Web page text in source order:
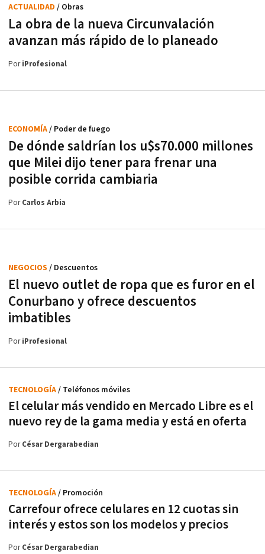
La obra de la nueva Circunvalación
avanzan más rápido de lo planeado
ACTUALIDAD / Obras
PoriProfesional
De dónde saldrían los u$s70.000 millones
que Milei dijo tener para frenar una
posible corrida cambiaria
ECONOMÍA/ Poder de fuego
PorCarlos Arbia
El nuevo outlet de ropa que es furor en el
Conurbano y ofrece descuentos
imbatibles
NEGOCIOS / Descuentos
PoriProfesional
El celular más vendido en Mercado Libre es el
nuevo rey de la gama media y está en oferta
TECNOLOGÍA/ Teléfonos móviles
PorCésar Dergarabedian
Carrefour ofrece celulares en 12 cuotas sin
interés y estos son los modelos y precios
TECNOLOGÍA/ Promoción
PorCésar Dergarabedian